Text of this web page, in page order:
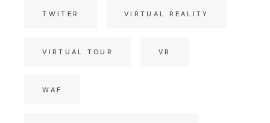
TWITER VIRTUAL REALITY
VIRTUAL TOUR VR
WAF